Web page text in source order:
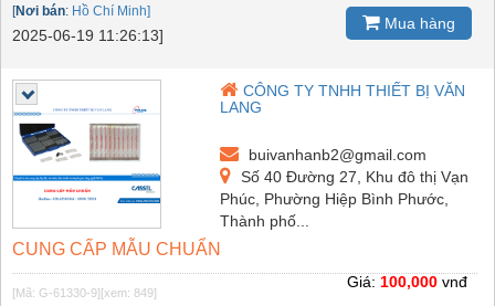
[Nơi bán: Hồ Chí Minh]
2025-06-19 11:26:13]
Mua hàng
CÔNG TY TNHH THIẾT BỊ VĂN
LANG
buivanhanb2@gmail.com
Số 40 Đường 27, Khu đô thị Vạn
Phúc, Phường Hiệp Bình Phước,
Thành phố...
CUNG CẤP MẪU CHUẨN
[Mã: G-61330-9] [xem: 849]
Giá: 100,000 vnđ